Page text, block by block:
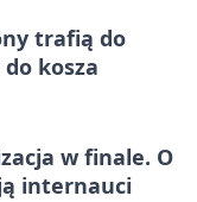
trafią do
kosza
w finale. O
internauci